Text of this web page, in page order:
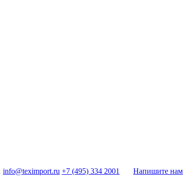
info@teximport.ru +7 (495) 334 2001 Напишите нам